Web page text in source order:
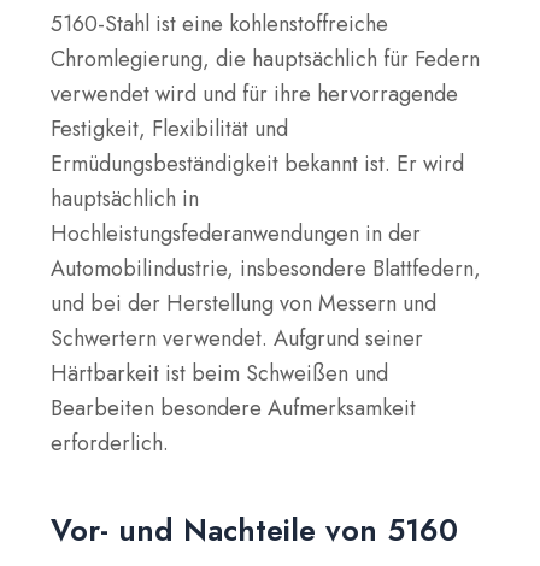
5160-Stahl ist eine kohlenstoffreiche
Chromlegierung, die hauptsächlich für Federn
verwendet wird und für ihre hervorragende
Festigkeit, Flexibilität und
Ermüdungsbeständigkeit bekannt ist. Er wird
hauptsächlich in
Hochleistungsfederanwendungen in der
Automobilindustrie, insbesondere Blattfedern,
und bei der Herstellung von Messern und
Schwertern verwendet. Aufgrund seiner
Härtbarkeit ist beim Schweißen und
Bearbeiten besondere Aufmerksamkeit
erforderlich.
Vor- und Nachteile von 5160